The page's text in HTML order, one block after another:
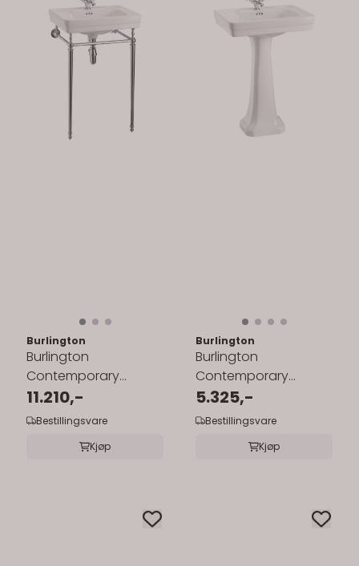
Burlington
Burlington
Contemporary
servant 58x47 cm
inkl.rørstativ
11.210,-
Bestillingsvare
Kjøp
Burlington
Burlington
Contemporary
servant 58x47 cm
inkl.søyle
5.325,-
Bestillingsvare
Kjøp